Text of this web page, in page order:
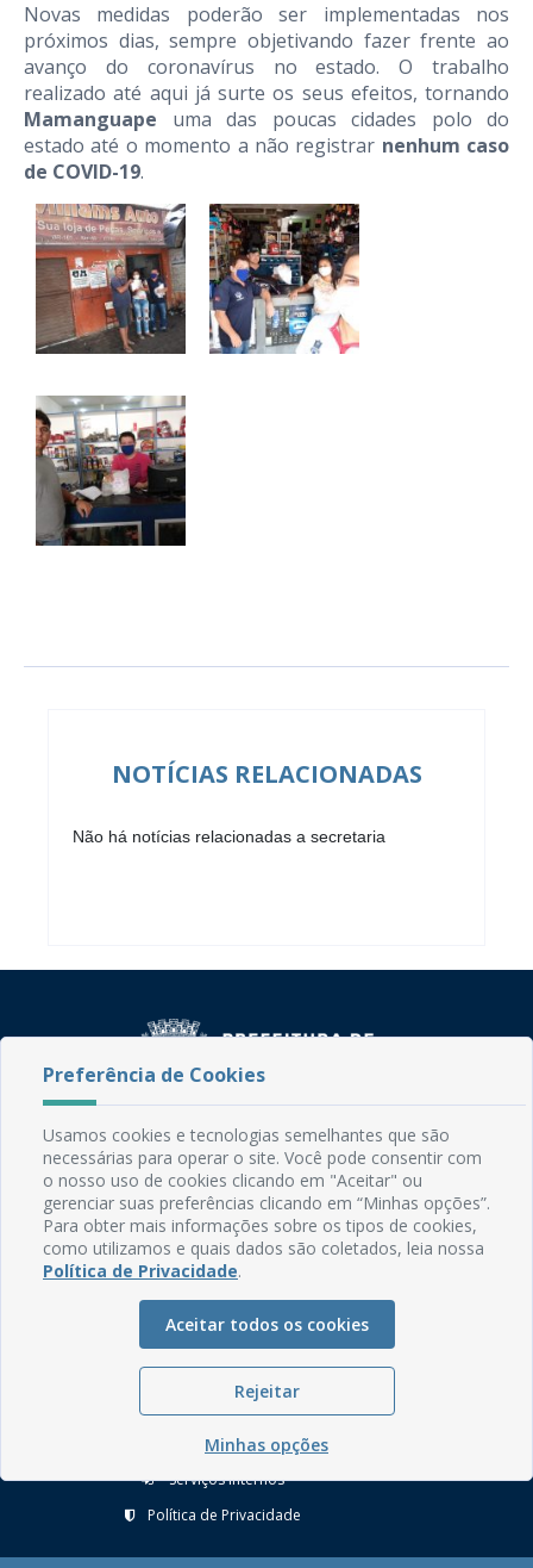
Novas medidas poderão ser implementadas nos
próximos dias, sempre objetivando fazer frente ao
avanço do coronavírus no estado. O trabalho
realizado até aqui já surte os seus efeitos, tornando
Mamanguape uma das poucas cidades polo do
estado até o momento a não registrar nenhum caso
de COVID-19.
NOTÍCIAS RELACIONADAS
Não há notícias relacionadas a secretaria
Rua do Imperador, 78, Centro
CEP: 58.280-000 - Mamanguape/PB
Fone: (83) 3292-2246
Email: comunicacao@mamanguape.pb.gov.br
Expediente: Segunda à Sexta, das 08h às 13h
Mapa do Site
Perguntas frequentes
Manual de Navegação
Glossário
Ouvidoria
Serviços Internos
Política de Privacidade
Preferência de Cookies
Usamos cookies e tecnologias semelhantes que são
necessárias para operar o site. Você pode consentir com
o nosso uso de cookies clicando em "Aceitar" ou
gerenciar suas preferências clicando em “Minhas opções”.
Para obter mais informações sobre os tipos de cookies,
como utilizamos e quais dados são coletados, leia nossa
Política de Privacidade.
Aceitar todos os cookies
Rejeitar
Minhas opções